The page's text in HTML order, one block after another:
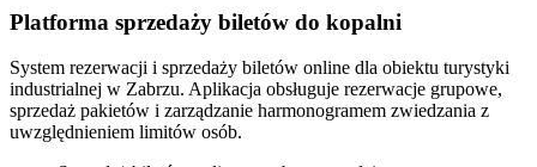
Platforma sprzedaży biletów do kopalni
System rezerwacji i sprzedaży biletów online dla obiektu turystyki
industrialnej w Zabrzu. Aplikacja obsługuje rezerwacje grupowe,
sprzedaż pakietów i zarządzanie harmonogramem zwiedzania z
uwzględnieniem limitów osób.